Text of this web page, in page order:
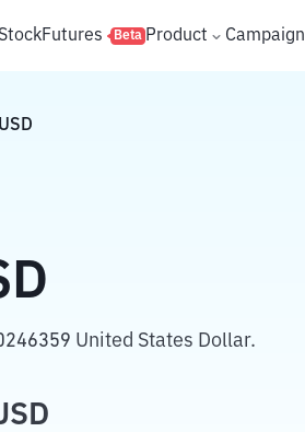
Futures Beta Product Campaign
USD
United States Dollar.